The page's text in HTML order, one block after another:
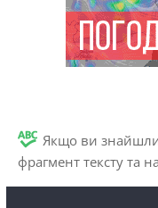
Якщо ви знайшли
фрагмент тексту та